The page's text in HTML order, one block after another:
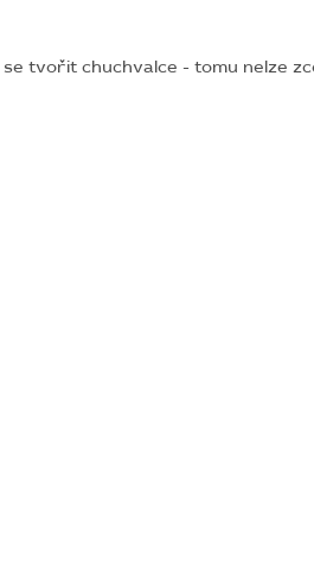
tvořit chuchvalce - tomu nelze